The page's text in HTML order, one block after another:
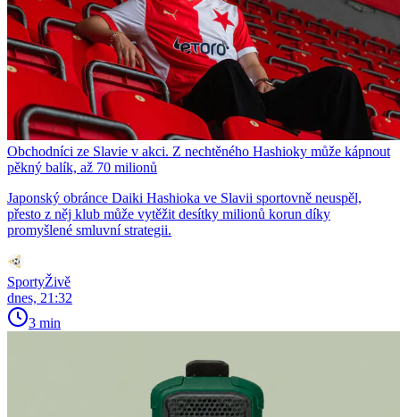
Obchodníci ze Slavie v akci. Z nechtěného Hashioky může kápnout
pěkný balík, až 70 milionů
Japonský obránce Daiki Hashioka ve Slavii sportovně neuspěl,
přesto z něj klub může vytěžit desítky milionů korun díky
promyšlené smluvní strategii.
SportyŽivě
dnes, 21:32
3 min